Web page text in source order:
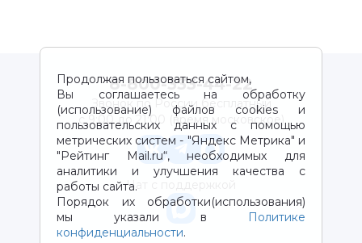
Продолжая пользоваться сайтом,
Вы соглашаетесь на обработку
(использование) файлов cookies и
пользовательских данных с помощью
метрических систем - "Яндекс Метрика" и
"Рейтинг Mail.ru“, необходимых для
аналитики и улучшения качества с
работы сайта.
Порядок их обработки(использования)
мы указали в
Политике
конфиденциальности.
8-800-333-44-22
Звонок по России бесплатный
с 9:00 до 21:00 (время московское)
Чат с поддержкой